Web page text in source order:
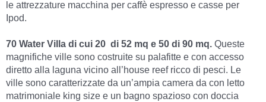
le attrezzature macchina per caffè espresso e casse per
Ipod.
70 Water Villa di cui 20 di 52 mq e 50 di 90 mq. Queste
magnifiche ville sono costruite su palafitte e con accesso
diretto alla laguna vicino all’house reef ricco di pesci. Le
ville sono caratterizzate da un’ampia camera da con letto
matrimoniale king size e un bagno spazioso con doccia